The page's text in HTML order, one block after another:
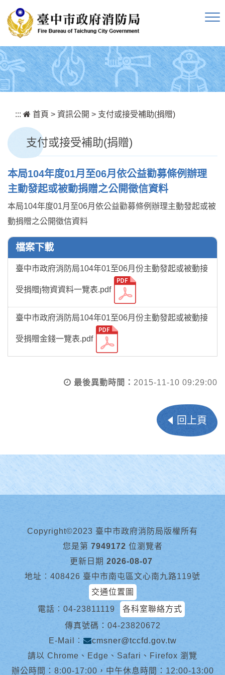
::: 首頁 > 資訊公開 > 支付或接受補助(捐贈)
支付或接受補助(捐贈)
本局104年度01月至06月依公益勸募條例辦理
主動發起或被動捐贈之公開徵信資料
本局104年度01月至06月依公益勸募條例辦理主動發起或被
動捐贈之公開徵信資料
檔案下載
臺中市政府消防局104年01至06月份主動發起或被動接
受捐贈j物資資料一覽表.pdf
臺中市政府消防局104年01至06月份主動發起或被動接
受捐贈金錢一覽表.pdf
最後異動時間： 2015-11-10 09:29:00
回上頁
Copyright©2023 臺中市政府消防局版權所有
您是第 7949172 位瀏覽者
更新日期 2026-08-07
地址︰408426 臺中市南屯區文心南九路119號
交通位置圖
電話︰ 04-23811119
各科室聯絡方式
傳真號碼：04-23820672
E-Mail︰
cmsner@tccfd.gov.tw
請以 Chrome、Edge、Safari、Firefox 瀏覽
辦公時間：8:00-17:00，中午休息時間：12:00-13:00